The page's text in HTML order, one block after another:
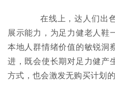
在线上，达人们出色
展示能力，为足力健老人鞋
本地人群情绪价值的敏锐洞
进，既会使长期对足力健产
方式，也会激发无购买计划